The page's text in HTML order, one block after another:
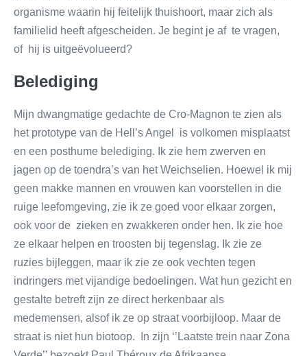
organisme waarin hij feitelijk thuishoort, maar zich als
familielid heeft afgescheiden. Je begint je af te vragen,
of hij is uitgeëvolueerd?
Belediging
Mijn dwangmatige gedachte de Cro-Magnon te zien als
het prototype van de Hell’s Angel is volkomen misplaatst
en een posthume belediging. Ik zie hem zwerven en
jagen op de toendra’s van het Weichselien. Hoewel ik mij
geen makke mannen en vrouwen kan voorstellen in die
ruige leefomgeving, zie ik ze goed voor elkaar zorgen,
ook voor de zieken en zwakkeren onder hen. Ik zie hoe
ze elkaar helpen en troosten bij tegenslag. Ik zie ze
ruzies bijleggen, maar ik zie ze ook vechten tegen
indringers met vijandige bedoelingen. Wat hun gezicht en
gestalte betreft zijn ze direct herkenbaar als
medemensen, alsof ik ze op straat voorbijloop. Maar de
straat is niet hun biotoop. In zijn ‘’Laatste trein naar Zona